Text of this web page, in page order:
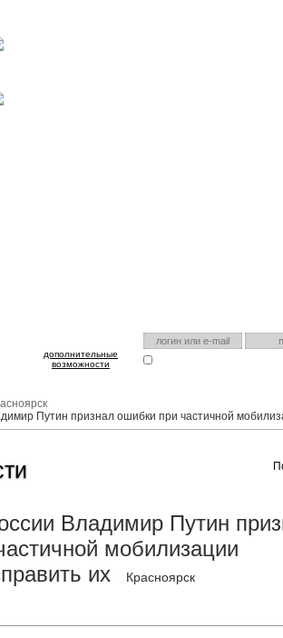
дополнительные
возможности
Путин признал ошибки при частичной
Владимир Путин
мобилизации
их
Красноярск